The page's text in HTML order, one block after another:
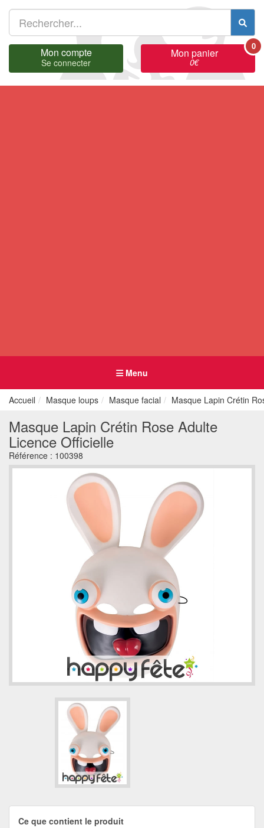
Mon compte
Se connecter
Mon panier
0€
0
Menu
Accueil Masque loups Masque facial Masque Lapin Crétin
Masque Lapin Crétin Rose Adulte
Licence Officielle
Référence : 100398
Ce que contient le produit